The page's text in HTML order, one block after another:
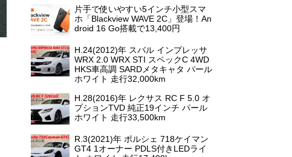
片手で使いやすい5インチ小型スマ
ホ「Blackview WAVE 2C」登場！An
droid 16 Go搭載で13,400円
H.24(2012)年 スバル インプレッサ
WRX 2.0 WRX STI スペックC 4WD
HKS車高調 SARDメタキャタ パール
ホワイト 走行32,000km
H.28(2016)年 レクサス RC F 5.0 オ
プションTVD 純正19インチ パール
ホワイト 走行33,500km
R.3(2021)年 ポルシェ 718ケイマン
GT4 1オーナー PDLS付きLEDライ